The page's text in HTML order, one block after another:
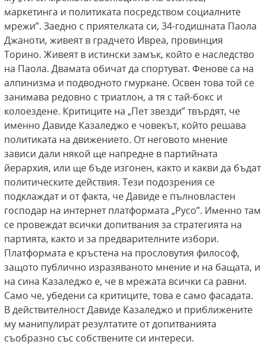
маркетинга и политиката посредством социалните
мрежи”. Заедно с приятелката си, 34-годишната Паола
Джаноти, живеят в градчето Ивреа, провинция
Торино. Живеят в истински замък, който е наследство
на Паола. Двамата обичат да спортуват. Фенове са на
алпинизма и подводното гмуркане. Освен това той се
занимава редовно с триатлон, а тя с тай-бокс и
колоездене. Критиците на „Пет звезди” твърдят, че
именно Давиде Казаледжо е човекът, който решава
политиката на движението. От неговото мнение
зависи дали някой ще напредне в партийната
йерархия, или ще бъде изгонен, както и какви да бъдат
политическите действия. Тези подозрения се
подклаждат и от факта, че Давиде е пълновластен
господар на интернет платформата „Русо”. Именно там
се провеждат всички допитвания за стратегията на
партията, както и за предварителните избори.
Платформата е кръстена на прословутия философ,
защото публично изразяваното мнение и на бащата, и
на сина Казаледжо е, че в мрежата всички са равни.
Само че, убедени са критиците, това е само фасадата.
В действителност Давиде Казаледжо и приближените
му манипулират резултатите от допитванията
съобразно със собствените си интереси.